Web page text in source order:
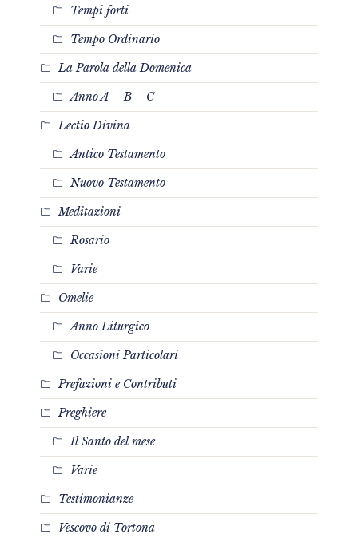
Tempi forti
Tempo Ordinario
La Parola della Domenica
Anno A – B – C
Lectio Divina
Antico Testamento
Nuovo Testamento
Meditazioni
Rosario
Varie
Omelie
Anno Liturgico
Occasioni Particolari
Prefazioni e Contributi
Preghiere
Il Santo del mese
Varie
Testimonianze
Vescovo di Tortona